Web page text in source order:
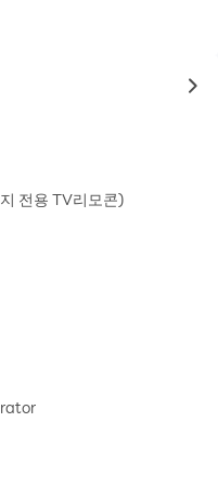
kapılarını ve depo
Nasıl
yönetici tarafından
kayıt olunarak
ile sisteme üye olurlar.
yetki sınırlarını
ile otopark ve
kontrol
Tüm cihazlar ve
bağlanarak ile
sistemdeki
to
전용 TV리모콘)